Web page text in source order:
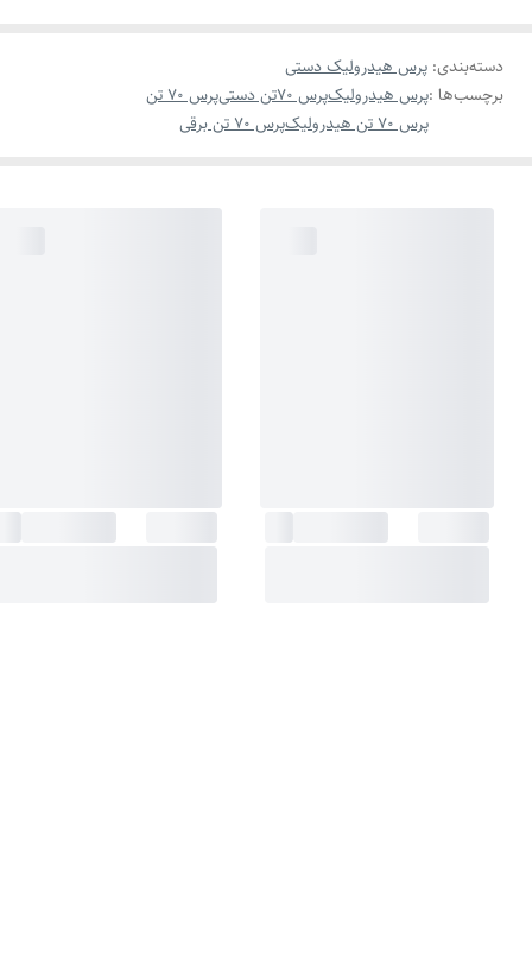
دسته‌بندی: پرس هیدرولیک دستی
برچسب‌ها :پرس هیدرولیکپرس 70تن دستی
پرس 70 تن
پرس 70 تن هیدرولیک
پرس 70 تن برقی